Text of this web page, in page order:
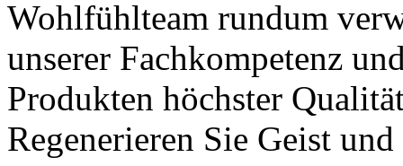
Wohlfühlteam rundum
unserer Fachkompetenz
Produkten höchster
Regenerieren Sie Geist